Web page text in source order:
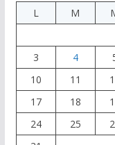
L
M
3
4
10
11
17
18
24
25